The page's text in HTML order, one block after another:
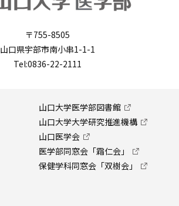
〒755-8505
山口県宇部市南小串1-1-1
Tel:0836-22-2111
山口大学医学部図書館
山口大学大学研究推進機構
山口医学会
医学部同窓会「霜仁会」
保健学科同窓会「双樹会」